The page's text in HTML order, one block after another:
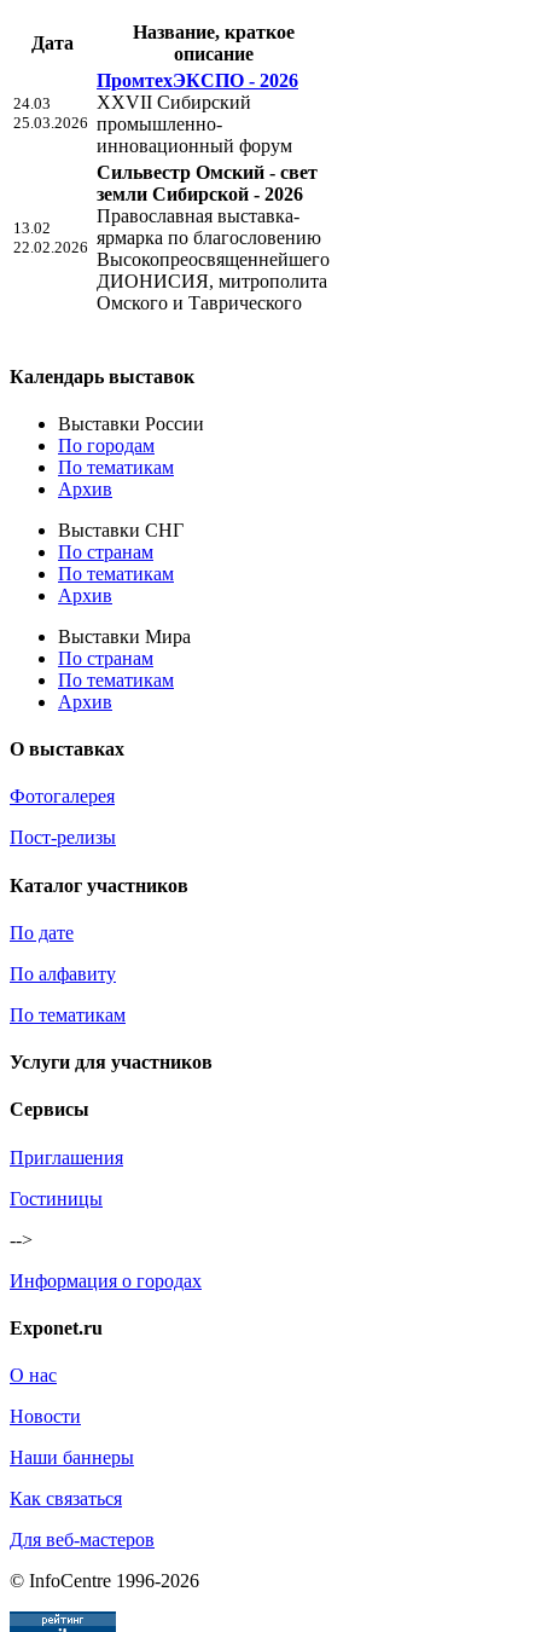
Дата
Название, краткое
описание
24.03
25.03.2026
ПромтехЭКСПО - 2026
XXVII Сибирский
промышленно-
инновационный форум
13.02
22.02.2026
Сильвестр Омский - свет
земли Cибирской - 2026
Православная выставка-
ярмарка по благословению
Высокопреосвященнейшего
ДИОНИСИЯ, митрополита
Омского и Таврического
Календарь выставок
Выставки России
По городам
По тематикам
Архив
Выставки СНГ
По странам
По тематикам
Архив
Выставки Мира
По странам
По тематикам
Архив
О выставках
Фотогалерея
Пост-релизы
Каталог участников
По дате
По алфавиту
По тематикам
Услуги для участников
Сервисы
Приглашения
Гостиницы
-->
Информация о городах
Exponet.ru
О нас
Новости
Наши баннеры
Как связаться
Для веб-мастеров
© InfoCentre 1996-2026